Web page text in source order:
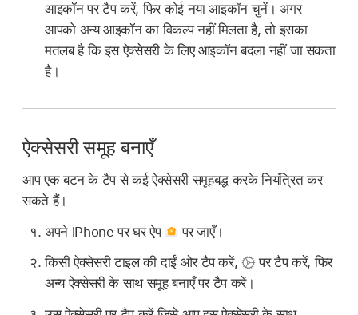
आइकॉन पर टैप करें, फिर कोई नया आइकॉन चुनें। अगर
आपको अन्य आइकॉन का विकल्प नहीं मिलता है, तो इसका
मतलब है कि इस ऐक्सेसरी के लिए आइकॉन बदला नहीं जा सकता
है।
ऐक्सेसरी समूह बनाएँ
आप एक बटन के टैप से कई ऐक्सेसरी समूहबद्ध करके नियंत्रित कर
सकते हैं।
अपने iPhone पर घर ऐप
पर जाएँ।
किसी ऐक्सेसरी टाइल की दाईं ओर टैप करें,
पर टैप करें, फिर
अन्य ऐक्सेसरी के साथ समूह बनाएँ पर टैप करें।